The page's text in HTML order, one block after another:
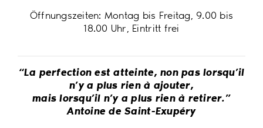
Öffnungszeiten: Montag bis Freitag, 9.00 bis
18.00 Uhr, Eintritt frei
“La perfection est atteinte, non pas lorsqu’il
n’y a plus rien à ajouter,
mais lorsqu’il n’y a plus rien à retirer.”
Antoine de Saint-Exupéry